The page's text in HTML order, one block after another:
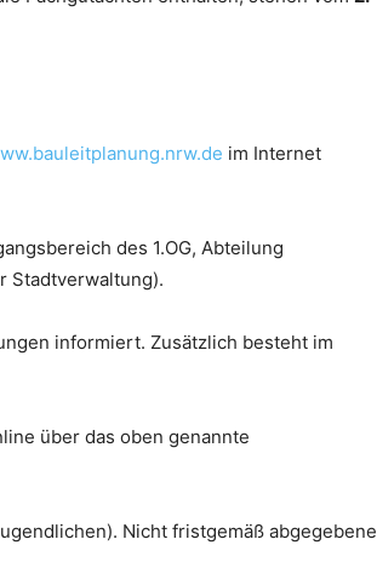
im Internet
des 1.OG, Abteilung
Stadtverwaltung).
informiert. Zusätzlich besteht im
über das oben genannte
Nicht fristgemäß abgegebene